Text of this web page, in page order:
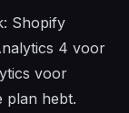
Shopify
4 voor
voor
plan hebt.